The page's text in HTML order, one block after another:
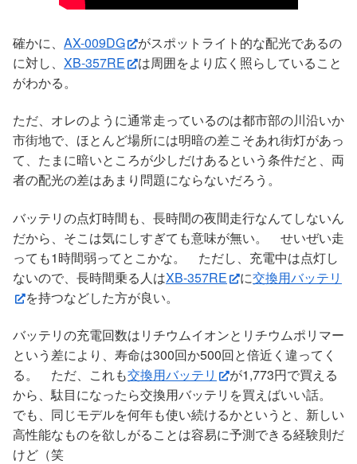
確かに、 AX-009DG
がスポットライト的な配光であるの
に対し、 XB-357RE
は周囲をより広く照らしていること
がわかる。
ただ、オレのように通常走っているのは都市部の川沿いか
市街地で、ほとんど場所には明暗の差こそあれ街灯があっ
て、たまに暗いところが少しだけあるという条件だと、両
者の配光の差はあまり問題にならないだろう。
バッテリの点灯時間も、長時間の夜間走行なんてしないん
だから、そこは気にしすぎても意味が無い。 せいぜい走
っても1時間弱ってとこかな。 ただし、充電中は点灯し
ないので、長時間乗る人はXB-357RE に交換用バッテリ
を持つなどした方が良い。
バッテリの充電回数はリチウムイオンとリチウムポリマー
という差により、寿命は300回か500回と倍近く違ってく
る。 ただ、これも交換用バッテリ
が1,773円で買える
から、駄目になったら交換用バッテリを買えばいい話。
でも、同じモデルを何年も使い続けるかというと、新しい
高性能なものを欲しがることは容易に予測できる経験則だ
けど（笑